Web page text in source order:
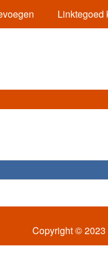
Linktegoed
Copyright ©